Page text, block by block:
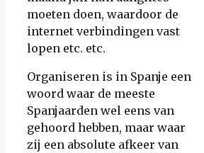
moeten doen, waardoor de
internet verbindingen vast
lopen etc. etc.
Organiseren is in Spanje een
woord waar de meeste
Spanjaarden wel eens van
gehoord hebben, maar waar
zij een absolute afkeer van